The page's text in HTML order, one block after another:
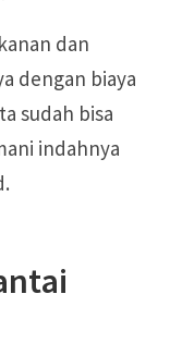
dan
dengan biaya
sudah bisa
indahnya